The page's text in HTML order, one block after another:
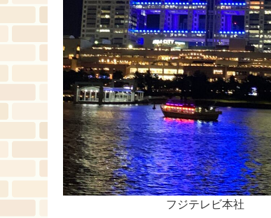
フジテレビ本社